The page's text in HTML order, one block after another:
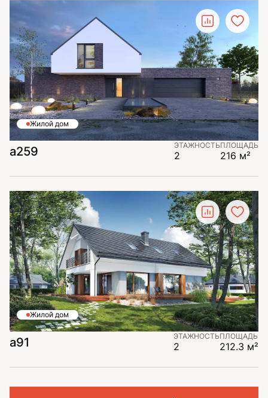
Жилой дом
а259 ЭТАЖНОСТЬ
2
ПЛОЩАДЬ
216 м²
Жилой дом
a91 ЭТАЖНОСТЬ
2
ПЛОЩАДЬ
212.3 м²